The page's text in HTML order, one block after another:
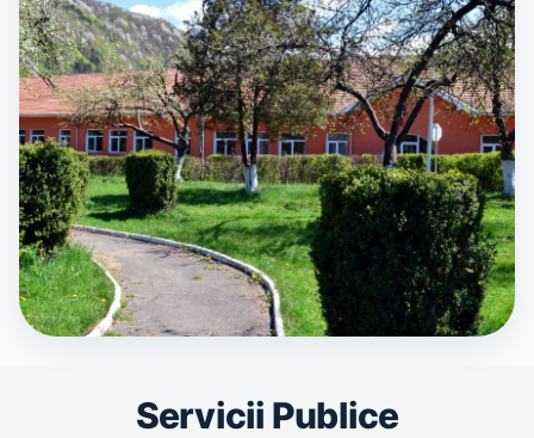
Servicii Publice